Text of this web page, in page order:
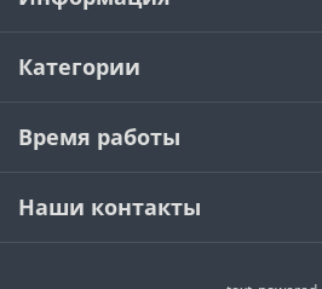
Категории
Время работы
Наши контакты